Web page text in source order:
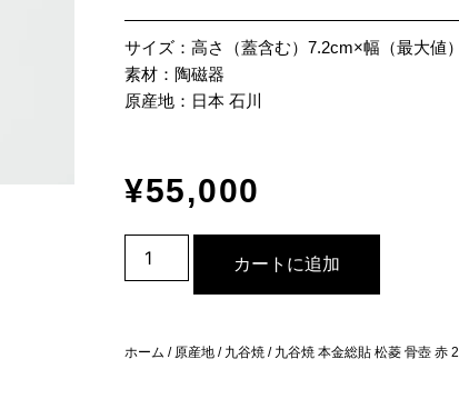
サイズ：高さ（蓋含む）7.2cm×幅（最大値
素材：陶磁器
原産地：日本 石川
¥55,000
カートに追加
ホーム / 原産地 / 九谷焼 / 九谷焼 本金総貼 松菱 骨壺 赤